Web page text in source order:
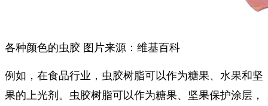
各种颜色的虫胶 图片来源：维基百科
例如，在食品行业， 虫胶树脂可以作为糖果、水果和坚
果的上光剂。虫胶树脂可以作为糖果、坚果保护涂层，